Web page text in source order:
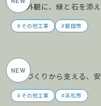
黒の外観に、緑と石を添
その他工事 磐田市
土地づくりから支える、
その他工事 浜松市